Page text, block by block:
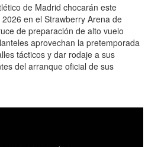
de Madrid chocarán este
en el Strawberry Arena de
de preparación de alto vuelo
aprovechan la pretemporada
tácticos y dar rodaje a sus
del arranque oficial de sus